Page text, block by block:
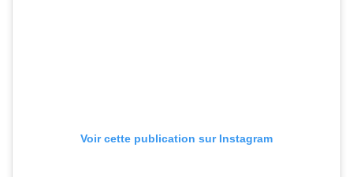
Voir cette publication sur Instagram